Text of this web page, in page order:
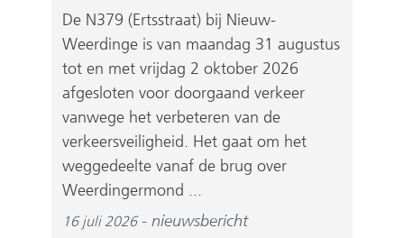
De N379 (Ertsstraat) bij Nieuw-
Weerdinge is van maandag 31 augustus
tot en met vrijdag 2 oktober 2026
afgesloten voor doorgaand verkeer
vanwege het verbeteren van de
verkeersveiligheid. Het gaat om het
weggedeelte vanaf de brug over
Weerdingermond ...
16 juli 2026 nieuwsbericht